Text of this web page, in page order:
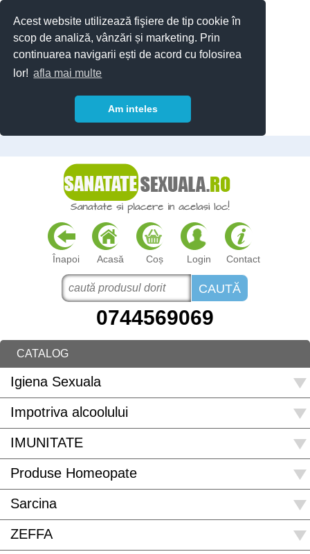
Acest website utilizează fişiere de tip cookie în
scop de analiză, vânzări și marketing. Prin
continuarea navigarii ești de acord cu folosirea
lor! afla mai multe
Am inteles
Înapoi Acasă Coș Login Contact
0744569069
CATALOG
Igiena Sexuala
Impotriva alcoolului
IMUNITATE
Produse Homeopate
Sarcina
ZEFFA